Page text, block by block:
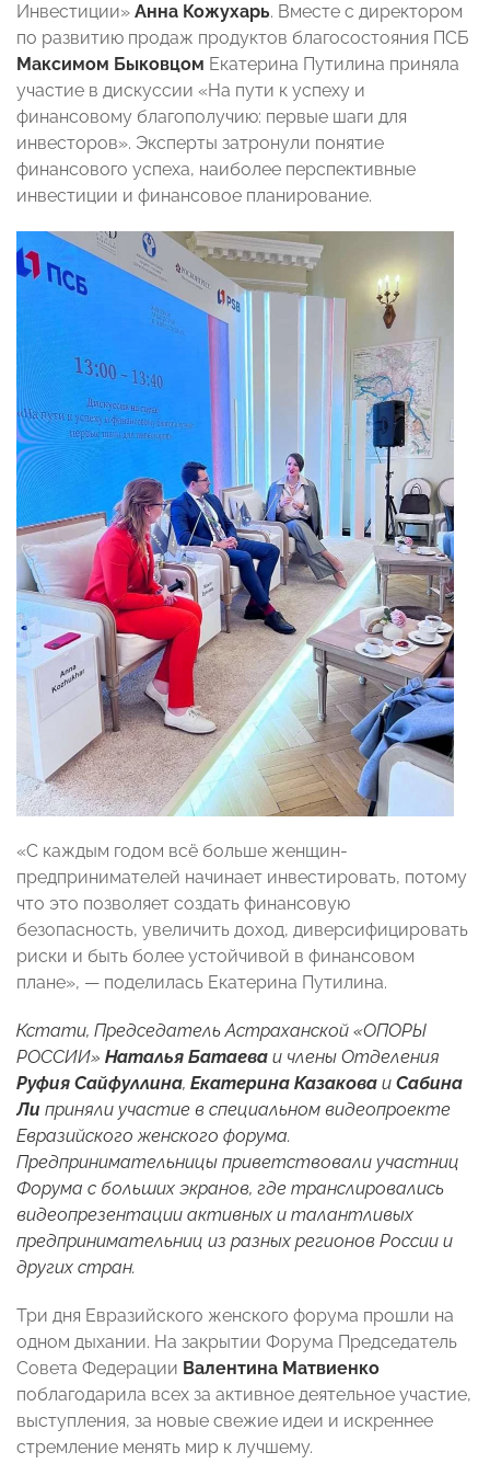
Инвестиции» Анна Кожухарь. Вместе с директором
по развитию продаж продуктов благосостояния ПСБ
Максимом Быковцом Екатерина Путилина приняла
участие в дискуссии «На пути к успеху и
финансовому благополучию: первые шаги для
инвесторов». Эксперты затронули понятие
финансового успеха, наиболее перспективные
инвестиции и финансовое планирование.
«С каждым годом всё больше женщин-
предпринимателей начинает инвестировать, потому
что это позволяет создать финансовую
безопасность, увеличить доход, диверсифицировать
риски и быть более устойчивой в финансовом
плане», — поделилась Екатерина Путилина.
Кстати, Председатель Астраханской «ОПОРЫ
РОССИИ» Наталья Батаева и члены Отделения
Руфия Сайфуллина, Екатерина Казакова и Сабина
Ли приняли участие в специальном видеопроекте
Евразийского женского форума.
Предпринимательницы приветствовали участниц
Форума с больших экранов, где транслировались
видеопрезентации активных и талантливых
предпринимательниц из разных регионов России и
других стран.
Три дня Евразийского женского форума прошли на
одном дыхании. На закрытии Форума Председатель
Совета Федерации Валентина Матвиенко
поблагодарила всех за активное деятельное участие,
выступления, за новые свежие идеи и искреннее
стремление менять мир к лучшему.